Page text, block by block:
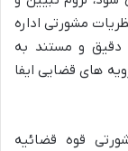
مشورتی اداره
دقیق و مستند به
های قضایی ایفا
قوه قضائیه